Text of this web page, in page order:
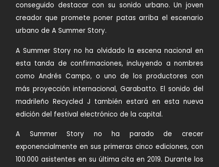
conseguido destacar con su sonido urbano. Un joven
creador que promete poner patas arriba el escenario
urbano de A Summer Story.
A Summer Story no ha olvidado la escena nacional en
esta tanda de confirmaciones, incluyendo a nombres
como Andrés Campo, o uno de los productores con
más proyección internacional, Garabatto. El sonido del
madrileño Recycled J también estará en esta nueva
edición del festival electrónico de la capital.
A Summer Story no ha parado de crecer
exponencialmente en sus primeras cinco ediciones, con
100.000 asistentes en su última cita en 2019. Durante los